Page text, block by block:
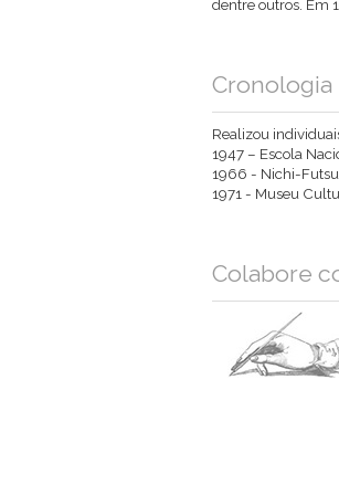
dentre outros. Em
Cronologia
Realizou
1947 – Escola
1966 - Nichi-Futsu
1971 - Museu
Colabore